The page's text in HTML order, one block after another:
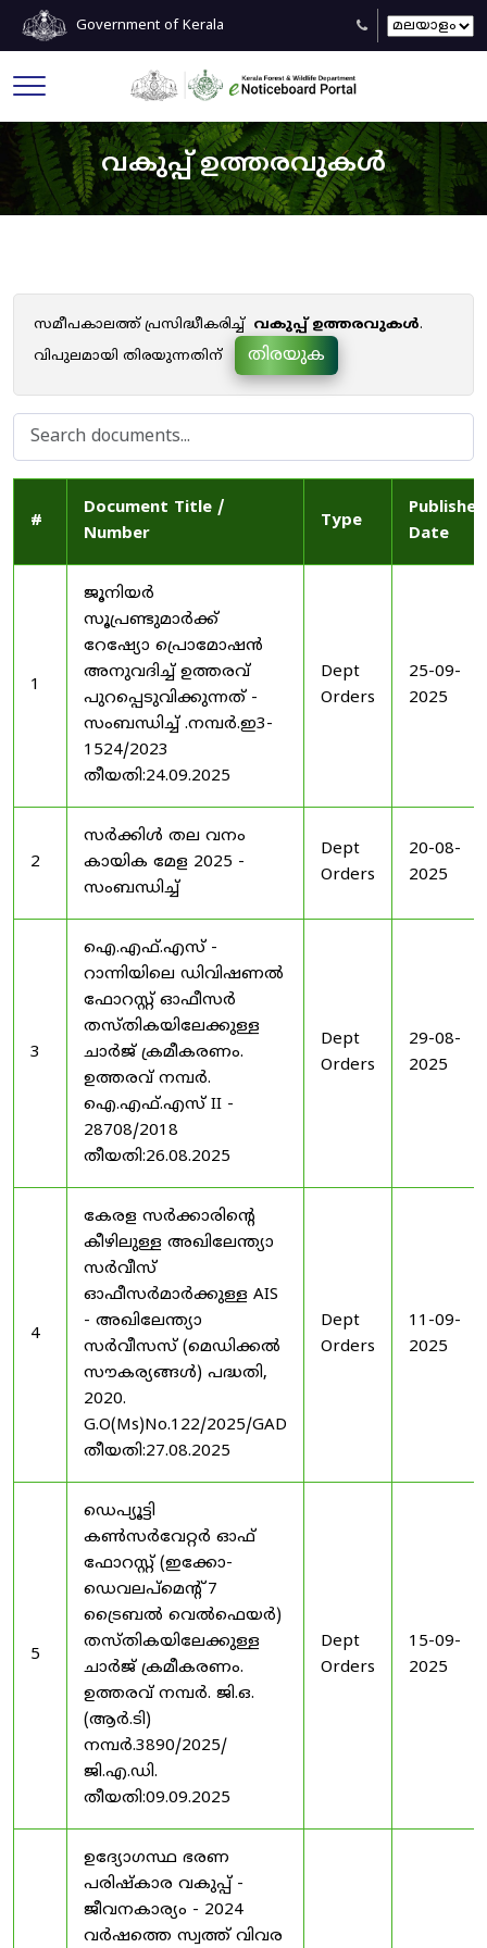
Government of Kerala
വകുപ്പ് ഉത്തരവുകൾ
സമീപകാലത്ത് പ്രസിദ്ധീകരിച്ച് വകുപ്പ് ഉത്തരവുകൾ.
വിപുലമായി തിരയുന്നതിന്
തിരയുക
#
Document Title /
Number
Type
Published
Date
1
ജൂനിയർ
സൂപ്രണ്ടുമാർക്ക്
റേഷ്യോ പ്രൊമോഷൻ
അനുവദിച്ച് ഉത്തരവ്
പുറപ്പെടുവിക്കുന്നത് -
സംബന്ധിച്ച് .നമ്പർ.ഇ3-
1524/2023
തീയതി:24.09.2025
Dept
Orders
25-09-
2025
2
സർക്കിൾ തല വനം
കായിക മേള 2025 -
സംബന്ധിച്ച്
Dept
Orders
20-08-
2025
3
ഐ.എഫ്.എസ് -
റാന്നിയിലെ ഡിവിഷണൽ
ഫോറസ്റ്റ് ഓഫീസർ
തസ്തികയിലേക്കുള്ള
ചാർജ് ക്രമീകരണം.
ഉത്തരവ് നമ്പർ.
ഐ.എഫ്.എസ് II -
28708/2018
തീയതി:26.08.2025
Dept
Orders
29-08-
2025
4
കേരള സർക്കാരിന്റെ
കീഴിലുള്ള അഖിലേന്ത്യാ
സർവീസ്
ഓഫീസർമാർക്കുള്ള AIS
- അഖിലേന്ത്യാ
സർവീസസ് (മെഡിക്കൽ
സൗകര്യങ്ങൾ) പദ്ധതി,
2020.
G.O(Ms)No.122/2025/GAD
തീയതി:27.08.2025
Dept
Orders
11-09-
2025
5
ഡെപ്യൂട്ടി
കൺസർവേറ്റർ ഓഫ്
ഫോറസ്റ്റ് (ഇക്കോ-
ഡെവലപ്മെന്റ് 7
ട്രൈബൽ വെൽഫെയർ)
തസ്തികയിലേക്കുള്ള
ചാർജ് ക്രമീകരണം.
ഉത്തരവ് നമ്പർ. ജി.ഒ.
(ആർ.ടി)
നമ്പർ.3890/2025/
ജി.എ.ഡി.
തീയതി:09.09.2025
Dept
Orders
15-09-
2025
ഉദ്യോഗസ്ഥ ഭരണ
പരിഷ്കാര വകുപ്പ് -
ജീവനകാര്യം - 2024
വർഷത്തെ സ്വത്ത് വിവര